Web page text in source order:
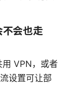
会也走
VPN，或者
设置可让部